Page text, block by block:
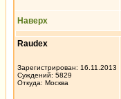
Наверх
Raudex
Зарегистрирован: 16.11.2013
Суждений: 5829
Откуда: Москва